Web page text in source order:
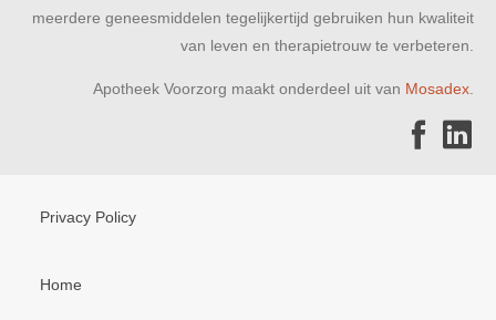
meerdere geneesmiddelen tegelijkertijd gebruiken hun kwaliteit
van leven en therapietrouw te verbeteren.
Apotheek Voorzorg maakt onderdeel uit van Mosadex
Privacy Policy
Home